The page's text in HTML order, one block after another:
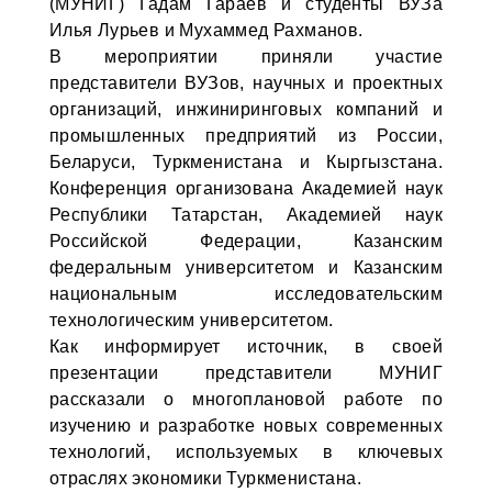
(МУНИГ) Гадам Гараев и студенты ВУЗа
Илья Лурьев и Мухаммед Рахманов.
В мероприятии приняли участие
представители ВУЗов, научных и проектных
организаций, инжиниринговых компаний и
промышленных предприятий из России,
Беларуси, Туркменистана и Кыргызстана.
Конференция организована Академией наук
Республики Татарстан, Академией наук
Российской Федерации, Казанским
федеральным университетом и Казанским
национальным исследовательским
технологическим университетом.
Как информирует источник, в своей
презентации представители МУНИГ
рассказали о многоплановой работе по
изучению и разработке новых современных
технологий, используемых в ключевых
отраслях экономики Туркменистана.